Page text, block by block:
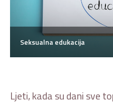
Seksualna edukacija
Ljeti, kada su dani sve